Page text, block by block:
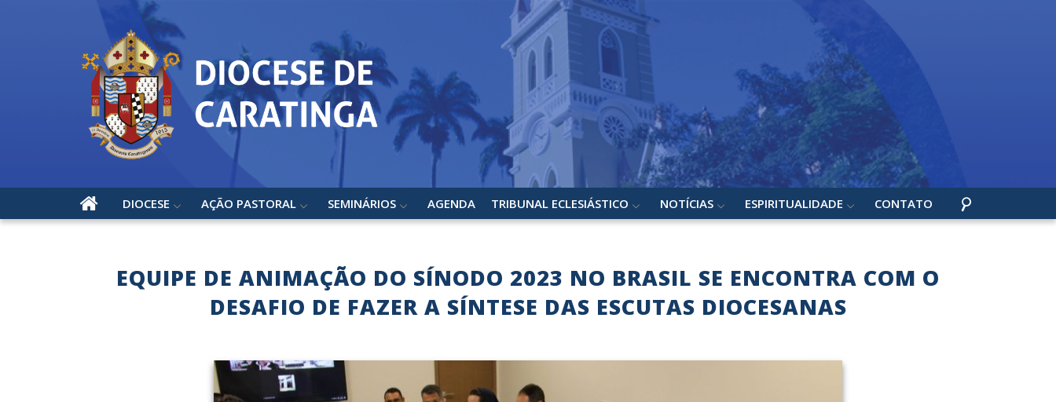
DIOCESE AÇÃO PASTORAL SEMINÁRIOS AGENDA TRIBUNAL ECLESIÁSTICO NOTÍCIAS ESPIRITUALIDADE CONTATO
EQUIPE DE ANIMAÇÃO DO SÍNODO 2023 NO BRASIL SE ENCONTRA COM O
DESAFIO DE FAZER A SÍNTESE DAS ESCUTAS DIOCESANAS